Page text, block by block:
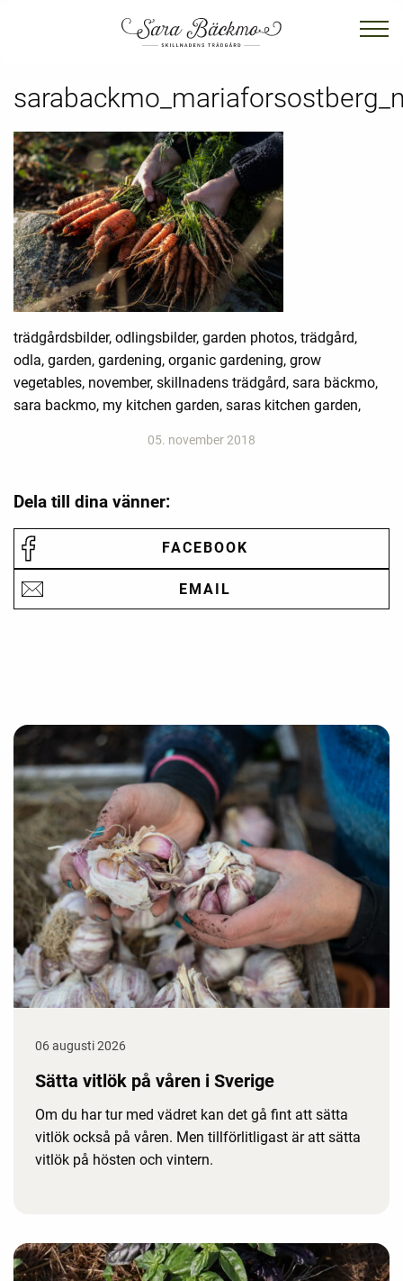
trädgårdsbilder, odlingsbilder, garden photos, trädgård,
odla, garden, gardening, organic gardening, grow
vegetables, november, skillnadens trädgård, sara bäckmo,
sara backmo, my kitchen garden, saras kitchen garden,
05. november 2018
Dela till dina vänner:
FACEBOOK
EMAIL
06 augusti 2026
Sätta vitlök på våren i Sverige
Om du har tur med vädret kan det gå fint att sätta
vitlök också på våren. Men tillförlitligast är att sätta
vitlök på hösten och vintern.